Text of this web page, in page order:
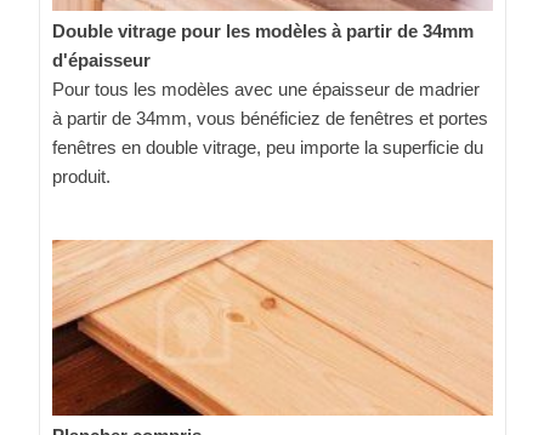
Double vitrage pour les modèles à partir de 34mm
d'épaisseur
Pour tous les modèles avec une épaisseur de madrier
à partir de 34mm, vous bénéficiez de fenêtres et portes
fenêtres en double vitrage, peu importe la superficie du
produit.